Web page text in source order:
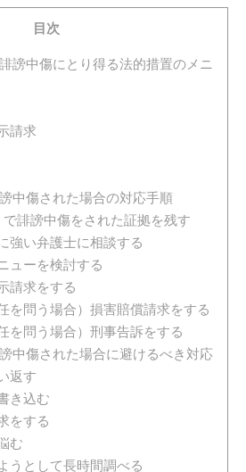
目次
謗中傷にとり得る法的措置のメニ
請求
中傷された場合の対応手順
で誹謗中傷をされた証拠を残す
強い弁護士に相談する
ューを検討する
請求をする
を問う場合）損害賠償請求をする
を問う場合）刑事告訴をする
中傷された場合に避けるべき対応
返す
き込む
をする
む
うとして長時間調べる